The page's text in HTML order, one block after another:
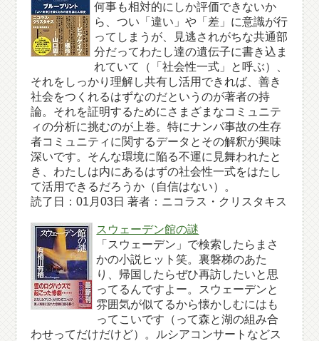
何事も相対的にしか評価できないか
ら、つい「違い」や「差」に意識が行
ってしまうが、見逃されがちな共通部
分だってわたし達の遺伝子に書き込ま
れていて（「社会性一式」と呼ぶ）、
それをしっかり理解し共有し活用できれば、善き
社会をつくれるはずなのだというのが著者の持
論。それを証明するためにさまざまなコミュニテ
ィの分析に挑むのが上巻。特にナンパ事故の生存
者コミュニティに関するデータとその解釈が興味
深いです。そんな環境に陥る不運に見舞われたと
き、わたしは内にあるはずの社会性一式をはたし
て活用できるだろうか（自信はない）。
読了日：01月03日 著者：ニコラス・クリスタキス
スウェーデン館の謎
「スウェーデン」で検索したらまさ
かの小説ヒット笑。裏磐梯のあた
り、帰国したらぜひ再訪したいと思
ってるんですよー。スウェーデンと
雰囲気が似てるから懐かしむにはも
ってこいです（って森と湖の組み合
わせってだけだけど）。ルシアコンサートなどス